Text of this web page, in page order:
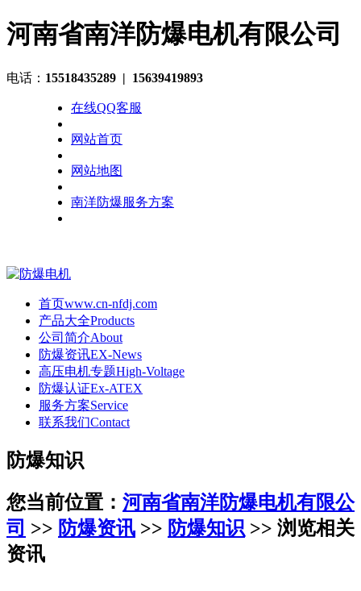
河南省南洋防爆电机有限公司
电话： 15518435289 | 15639419893
在线QQ客服
网站首页
网站地图
南洋防爆服务方案
首页www.cn-nfdj.com
产品大全Products
公司简介About
防爆资讯EX-News
高压电机专题High-Voltage
防爆认证Ex-ATEX
服务方案Service
联系我们Contact
防爆知识
您当前位置： 河南省南洋防爆电机有限公
司 >> 防爆资讯 >> 防爆知识 >> 浏览相关
资讯